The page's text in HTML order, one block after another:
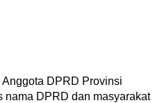
Anggota DPRD Provinsi
nama DPRD dan masyarakat